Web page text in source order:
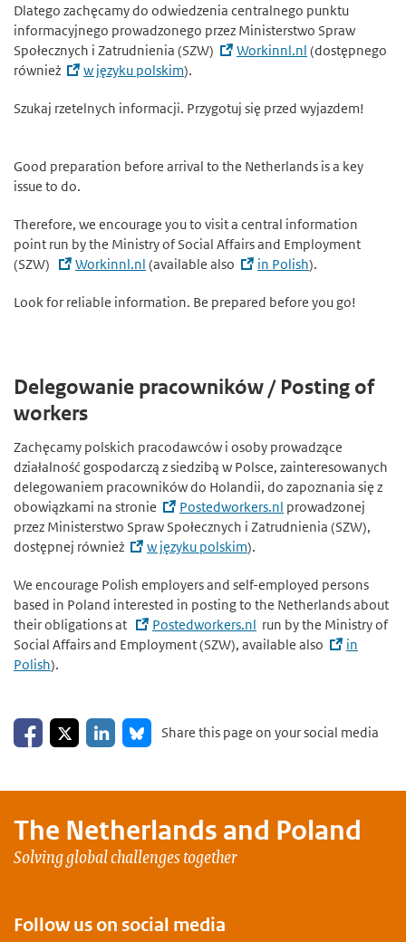
Dlatego zachęcamy do odwiedzenia centralnego punktu
informacyjnego prowadzonego przez Ministerstwo Spraw
Społecznych i Zatrudnienia (SZW)
Workinnl.nl (dostępnego
również
w języku polskim).
Szukaj rzetelnych informacji. Przygotuj się przed wyjazdem!
Good preparation before arrival to the Netherlands is a key
issue to do.
Therefore, we encourage you to visit a central information
point run by the Ministry of Social Affairs and Employment
(SZW)
Workinnl.nl (available also in Polish).
Look for reliable information. Be prepared before you go!
Delegowanie pracowników / Posting of
workers
Zachęcamy polskich pracodawców i osoby prowadzące
działalność gospodarczą z siedzibą w Polsce, zainteresowanych
delegowaniem pracowników do Holandii, do zapoznania się z
obowiązkami na stronie
Postedworkers.nl prowadzonej
przez Ministerstwo Spraw Społecznych i Zatrudnienia (SZW),
dostępnej również
w języku polskim).
We encourage Polish employers and self-employed persons
based in Poland interested in posting to the Netherlands about
their obligations at
Postedworkers.nl run by the Ministry of
Social Affairs and Employment (SZW), available also
in
Polish).
Share on Facebook
Share on XShare on LinkedIn
Share on Bluesky
Share this page on your social media
The Netherlands and Poland
Solving global challenges together
Follow us on social media